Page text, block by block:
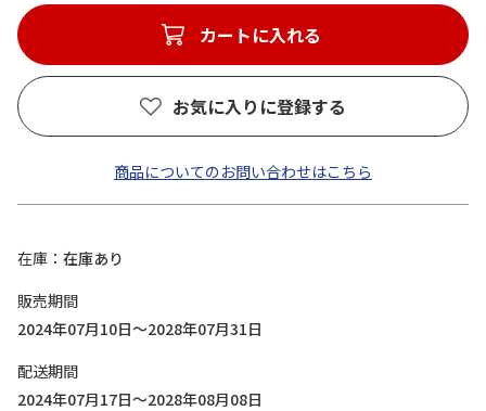
カートに入れる
お気に入りに登録する
商品についてのお問い合わせはこちら
在庫
在庫あり
販売期間
2024年07月10日～2028年07月31日
配送期間
2024年07月17日～2028年08月08日